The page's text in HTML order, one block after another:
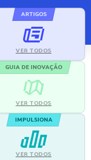
ARTIGOS
VER TODOS
GUIA DE INOVAÇÃO
VER TODOS
IMPULSIONA
VER TODOS